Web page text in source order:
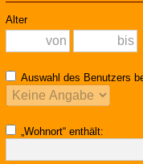
Alter
Auswahl des Benutzers
„Wohnort“ enthält: